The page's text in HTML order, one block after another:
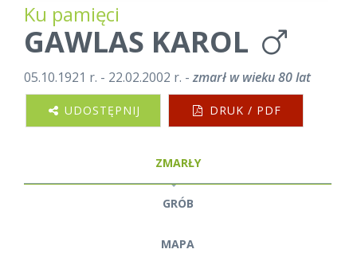
Ku pamięci
GAWLAS KAROL
05.10.1921 r. - 22.02.2002 r. -zmarł w wieku 80 lat
UDOSTĘPNIJ DRUK / PDF
ZMARŁY
GRÓB
MAPA